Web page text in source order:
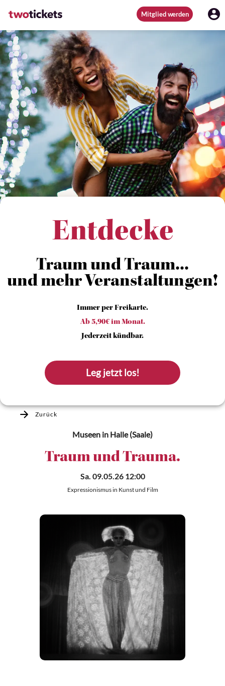
Mitglied werden
Entdecke
Traum und Traum...
und mehr Veranstaltungen!
Immer per Freikarte.
Ab 5,90€ im Monat.
Jederzeit kündbar.
Leg jetzt los!
Zurück
Museen in Halle (Saale)
Traum und Trauma.
Sa. 09.05.26 12:00
Expressionismus in Kunst und Film